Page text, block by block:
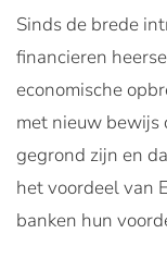
Sinds de brede
financieren
economische
met nieuw bewijs
gegrond zijn en
het voordeel van
banken hun